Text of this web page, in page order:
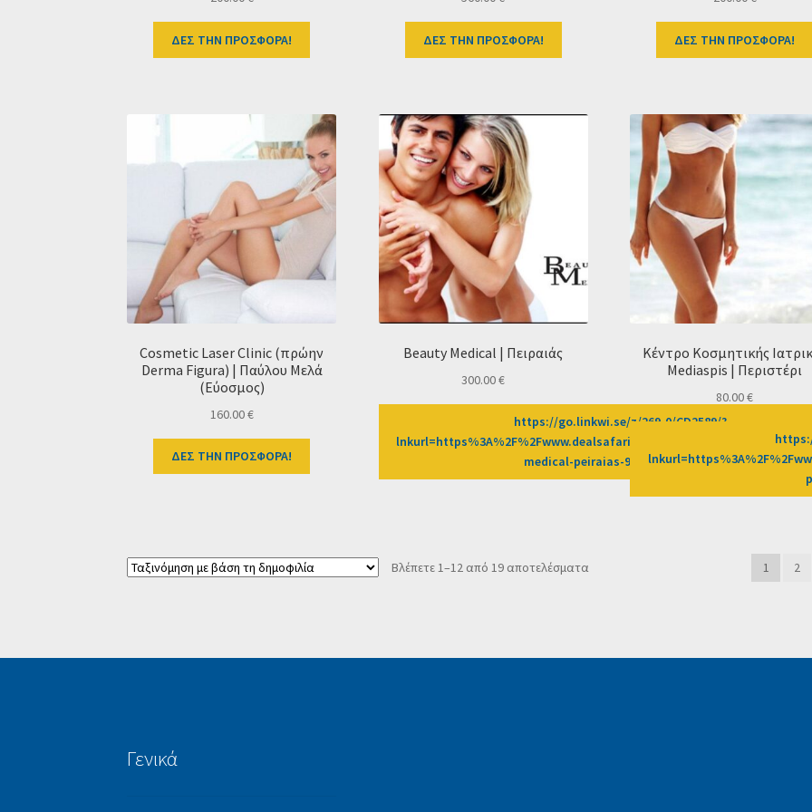
ΔΕΣ ΤΗΝ ΠΡΟΣΦΟΡΑ! ΔΕΣ ΤΗΝ ΠΡΟΣΦΟΡΑ! ΔΕΣ ΤΗΝ ΠΡΟΣΦΟΡΑ!
Cosmetic Laser Clinic (πρώην
Derma Figura) | Παύλου Μελά
(Εύοσμος)
160.00€
ΔΕΣ ΤΗΝ ΠΡΟΣΦΟΡΑ!
Beauty Medical | Πειραιάς
300.00€
https://go.linkwi.se/z/269-0/CD2589/?
medical-peiraias-9%3Fafn%3DLW
Κέντρο Κοσμητικής
Mediaspis | Περιστέρι
80.00€
Βλέπετε 1–12 από 19 αποτελέσματα 1 2
Γενικά